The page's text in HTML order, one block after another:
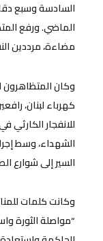
الماضي. ورفع
مضاءة، مرددين
وكان
كهرباء لبنان،
للانفجار الكارثي
الشهداء، وسط
السير إلى شوارع
وكانت كلمات
“مواصلة الثورة